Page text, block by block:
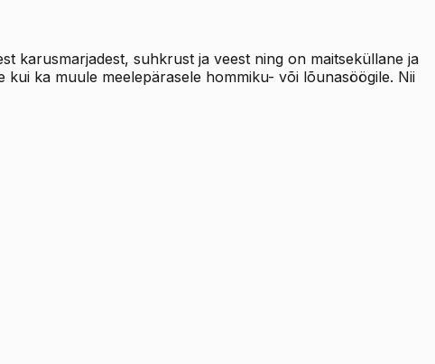
karusmarjadest, suhkrust ja veest ning on maitseküllane ja
ka muule meelepärasele hommiku- või lõunasöögile. Nii